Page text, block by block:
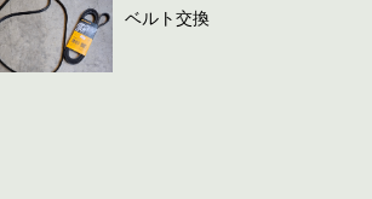
ベルト交換